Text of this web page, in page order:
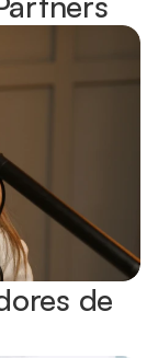
de